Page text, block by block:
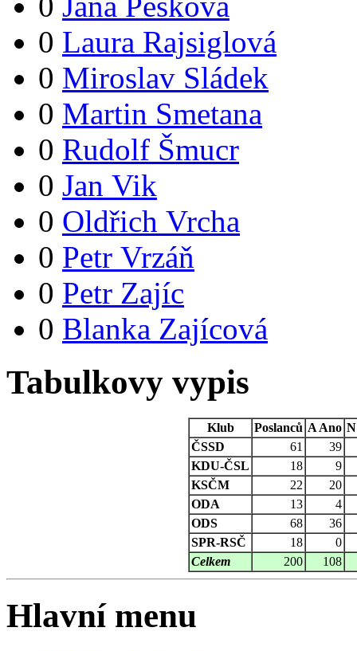
0 Laura Rajsiglová
0 Miroslav Sládek
0 Martin Smetana
0 Rudolf Šmucr
0 Jan Vik
0 Oldřich Vrcha
0 Petr Vrzáň
0 Petr Zajíc
0 Blanka Zajícová
Tabulkovy vypis
Klub Poslanců A Ano N
ČSSD
61
39
KDU-ČSL
18
9
KSČM
22
20
ODA
13
4
ODS
68
36
SPR-RSČ
18
0
Celkem
200 108
Hlavní menu